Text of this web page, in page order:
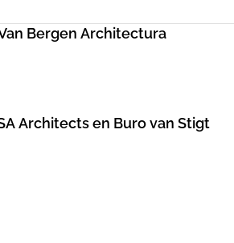
Bergen Architectura
Architects en Buro van Stigt